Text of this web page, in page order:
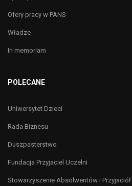
Ofery pracy w PANS
Władze
In memoriam
POLECANE
Uniwersytet Dzieci
Rada Biznesu
Duszpasterstwo
Fundacja Przyjaciel Uczelni
Stowarzyszenie Absolwentów i Przyjaciół